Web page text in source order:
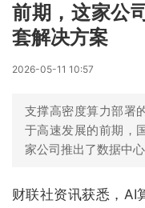
前期，这家公
套解决方案
2026-05-11 10:57
支撑高密度算力部署
于高速发展的前期，
家公司推出了数据中
财联社资讯获悉，AI